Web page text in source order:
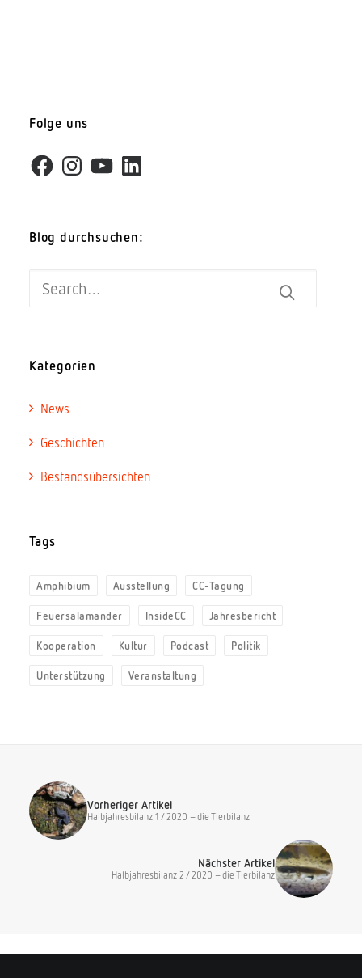
Folge uns
FacebookInstagram
YouTubeLinkedIn
Blog durchsuchen:
Kategorien
News
Geschichten
Bestandsübersichten
Tags
Amphibium Ausstellung CC-Tagung
Feuersalamander InsideCC Jahresbericht
Kooperation Kultur Podcast Politik
Unterstützung Veranstaltung
Vorheriger Artikel
Halbjahresbilanz 1 / 2020 – die Tierbilanz
Nächster Artikel
Halbjahresbilanz 2 / 2020 – die Tierbilanz